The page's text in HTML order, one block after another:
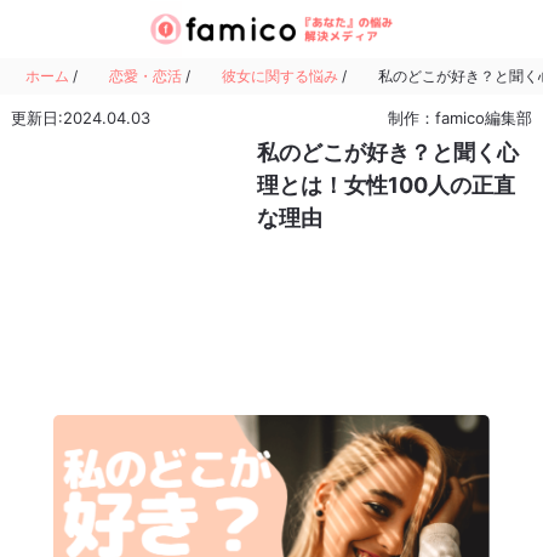
ホーム / 恋愛・恋活 / 彼女に関する悩み / 私のどこが好き？と聞
更新日:2024.04.03 制作：famico編集部
私のどこが好き？と聞く心
理とは！女性100人の正直
な理由